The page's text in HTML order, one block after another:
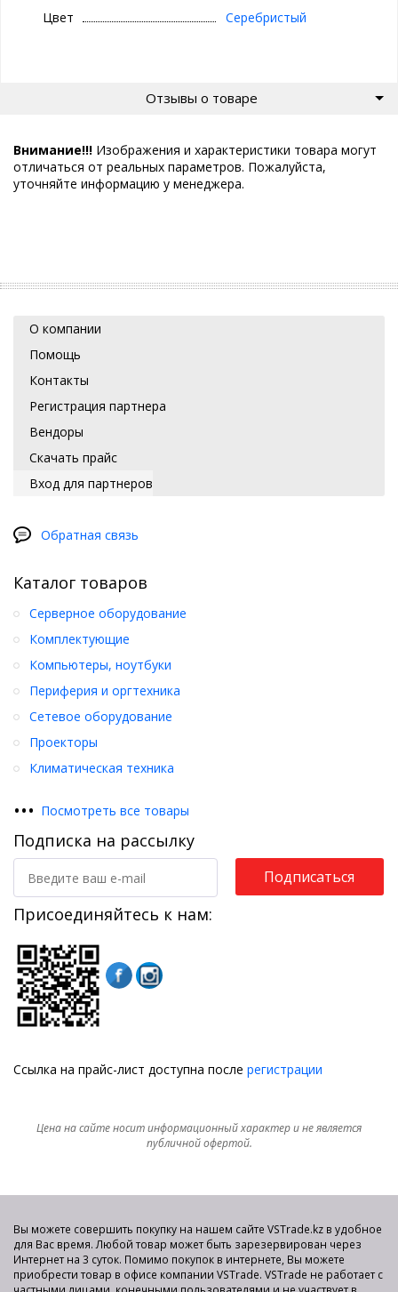
Цвет
Серебристый
Отзывы о товаре
Внимание!!! Изображения и характеристики товара могут
отличаться от реальных параметров. Пожалуйста,
уточняйте информацию у менеджера.
О компании
Помощь
Контакты
Регистрация партнера
Вендоры
Скачать прайс
Вход для партнеров
Обратная связь
Каталог товаров
Серверное оборудование
Комплектующие
Компьютеры, ноутбуки
Периферия и оргтехника
Сетевое оборудование
Проекторы
Климатическая техника
••• Посмотреть все товары
Подписка на рассылку
Подписаться
Присоединяйтесь к нам:
Ссылка на прайс-лист доступна после регистрации
Цена на сайте носит информационный характер и не является
публичной офертой.
Вы можете совершить покупку на нашем сайте VSTrade.kz в удобное
для Вас время. Любой товар может быть зарезервирован через
Интернет на 3 суток. Помимо покупок в интернете, Вы можете
приобрести товар в офисе компании VSTrade. VSTrade не работает с